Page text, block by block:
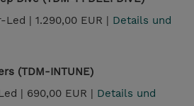
Led | 1.290,00 EUR | Details und
(TDM-INTUNE)
| 690,00 EUR | Details und